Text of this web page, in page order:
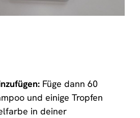
Füge dann 60
und einige Tropfen
in deiner